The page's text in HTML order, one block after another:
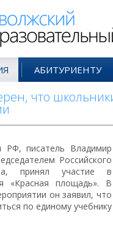
АБИТУРИЕНТУ
что
РФ, писатель Владимир
Российского
принял участие в
«Красная площадь». В
он заявил, что
по единому учебнику